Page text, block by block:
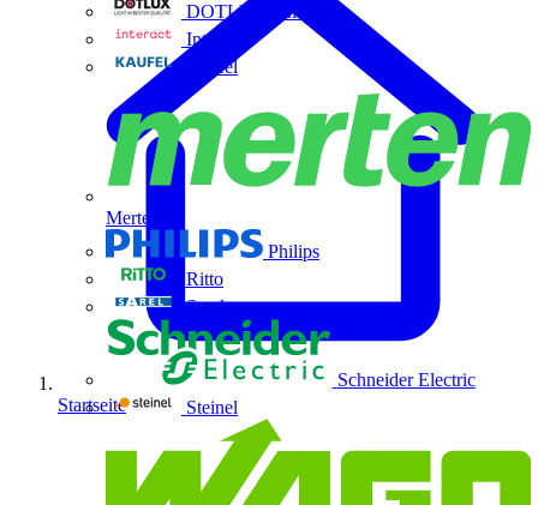
DOTLUX GmbH
Interact
Kaufel
Merten
Philips
Ritto
Sarel
Schneider Electric
Steinel
Startseite